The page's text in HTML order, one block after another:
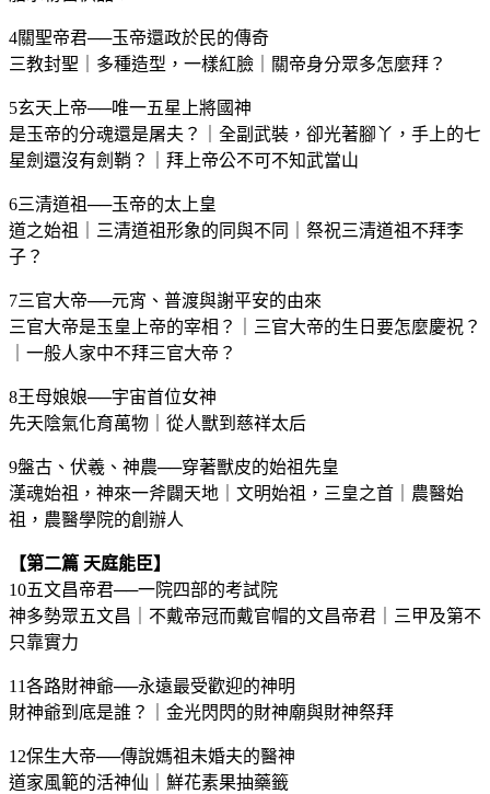
4關聖帝君──玉帝還政於民的傳奇
三教封聖｜多種造型，一樣紅臉｜關帝身分眾多怎麼拜？
5玄天上帝──唯一五星上將國神
是玉帝的分魂還是屠夫？｜全副武裝，卻光著腳丫，手上的七
星劍還沒有劍鞘？｜拜上帝公不可不知武當山
6三清道祖──玉帝的太上皇
道之始祖｜三清道祖形象的同與不同｜祭祝三清道祖不拜李
子？
7三官大帝──元宵、普渡與謝平安的由來
三官大帝是玉皇上帝的宰相？｜三官大帝的生日要怎麼慶祝？
｜一般人家中不拜三官大帝？
8王母娘娘──宇宙首位女神
先天陰氣化育萬物｜從人獸到慈祥太后
9盤古、伏羲、神農──穿著獸皮的始祖先皇
漢魂始祖，神來一斧闢天地｜文明始祖，三皇之首｜農醫始
祖，農醫學院的創辦人
【第二篇 天庭能臣】
10五文昌帝君──一院四部的考試院
神多勢眾五文昌｜不戴帝冠而戴官帽的文昌帝君｜三甲及第不
只靠實力
11各路財神爺──永遠最受歡迎的神明
財神爺到底是誰？｜金光閃閃的財神廟與財神祭拜
12保生大帝──傳說媽祖未婚夫的醫神
道家風範的活神仙｜鮮花素果抽藥籤